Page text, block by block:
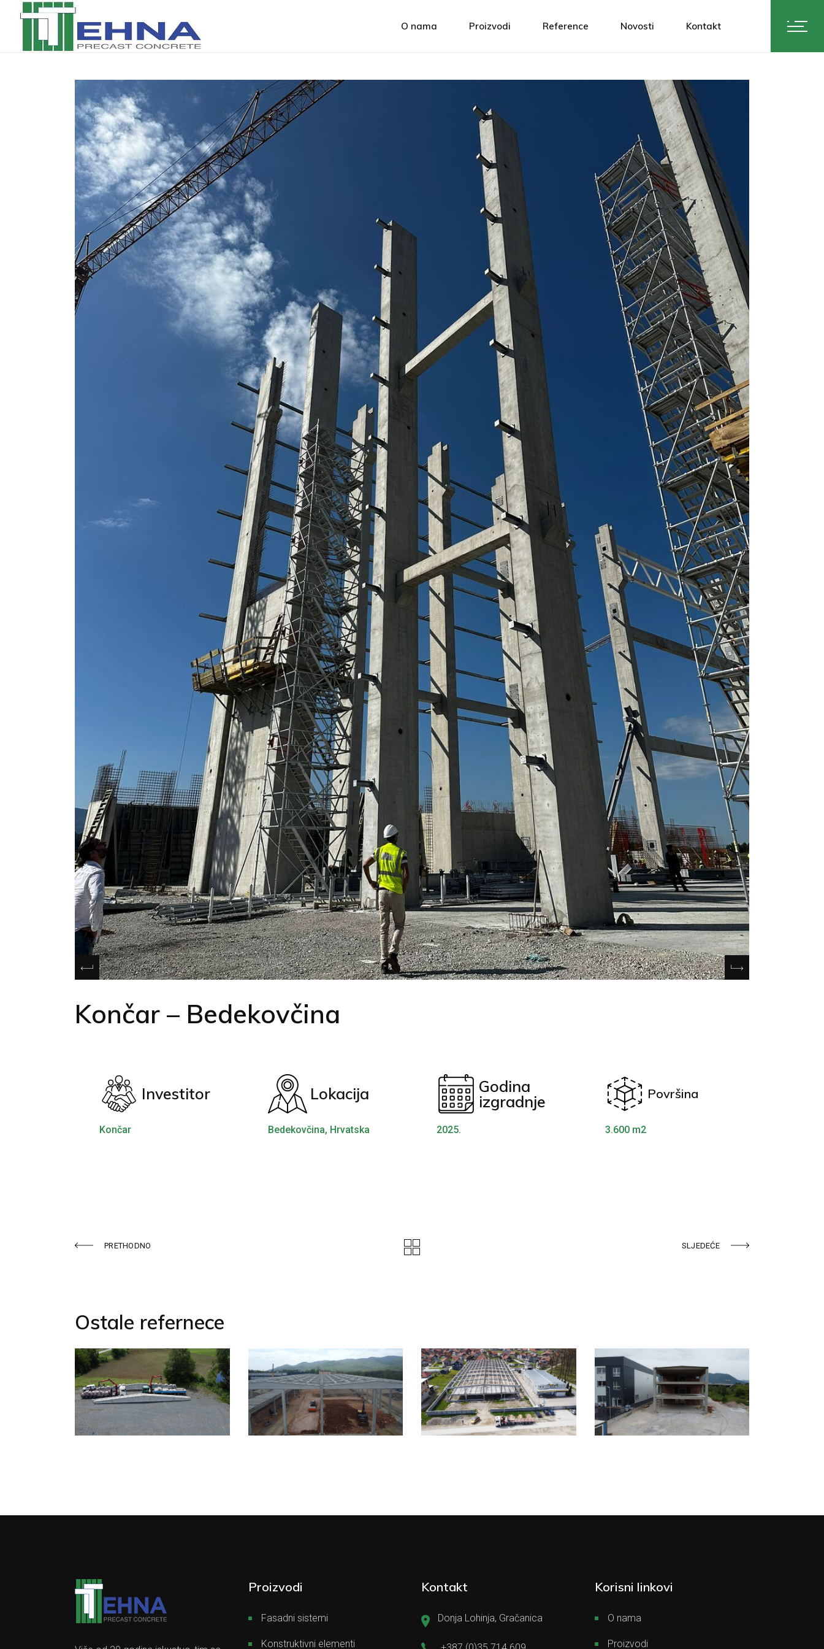
O nama Proizvodi Reference Novosti Kontakt
Končar – Bedekovčina
Investitor
Končar
Lokacija
Bedekovčina, Hrvatska
Godina
izgradnje
2025.
Površina
3.600 m2
PRETHODNO SLJEDEĆE
Ostale refernece
Proizvodi
Fasadni sistemi
Konstruktivni elementi
Kontakt
Donja Lohinja, Gračanica
Korisni linkovi
O nama
Proizvodi